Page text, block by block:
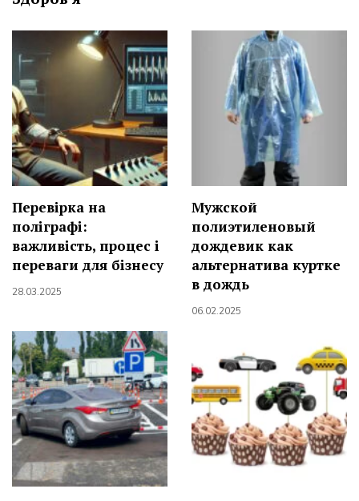
Перевірка на
поліграфі:
важливість, процес і
переваги для бізнесу
28.03.2025
Мужской
полиэтиленовый
дождевик как
альтернатива куртке
в дождь
06.02.2025